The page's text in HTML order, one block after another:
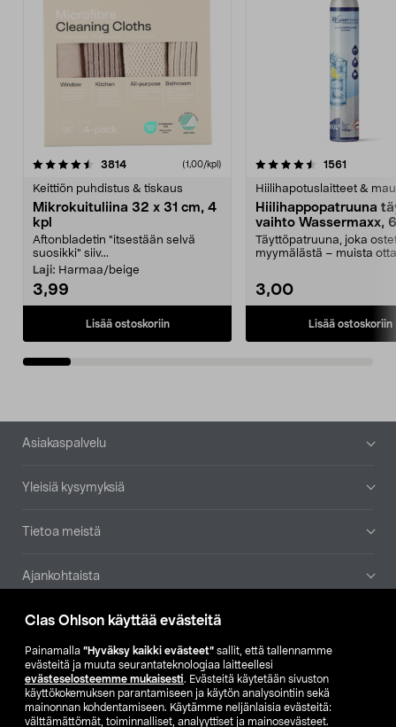
Clas Ohlson käyttää evästeitä
Painamalla ”Hyväksy kaikki evästeet” sallit, että tallennamme
evästeitä ja muuta seurantateknologiaa laitteellesi
evästeselosteemme mukaisesti. Evästeitä käytetään sivuston
käyttökokemuksen parantamiseen ja käytön analysointiin sekä
mainonnan kohdentamiseen. Käytämme neljänlaisia evästeitä:
välttämättömät, toiminnalliset, analyyttiset ja mainosevästeet.
3814arvostelut (1,00/kpl)
Keittiön puhdistus & tiskaus
Mikrokuituliina 32 x 31 cm, 4
kpl
Aftonbladetin "itsestään selvä
suosikki" siiv...
Laji: Harmaa/beige
3,99
Lisää ostoskoriin
4.5viidestä
1561
Hiilihapotuslaitteet &
Hiilihappopatruuna
vaihto Wassermaxx,
Täyttöpatruuna, joka
myymälästä – muista
3,00
Lisää ostoskoriin
4.5viidestä
Alatunniste
Asiakaspalvelu
Yleisiä kysymyksiä
Tietoa meistä
Ajankohtaista
Muut yrityksemme
Etsi myymälä
SE NO FI